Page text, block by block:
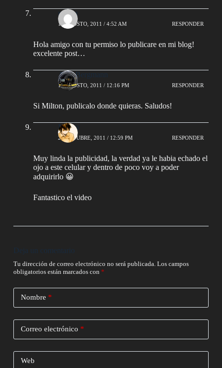
milton
11 AGOSTO, 2011 / 4:52 AM RESPONDER
Hola amigo con tu permiso lo publicare en mi blog!
excelente post…
AlejoBergmann
11 AGOSTO, 2011 / 12:16 PM RESPONDER
Si Milton, publicalo donde quieras. Saludos!
Mauro
29 OCTUBRE, 2011 / 12:59 PM RESPONDER
Muy linda la publicidad, la verdad ya le habia echado el
ojo a este celular y dentro de poco voy a poder
adquirirlo 😀
Fantastico el video
Deja un comentario
Tu dirección de correo electrónico no será publicada. Los campos
obligatorios están marcados con *
Nombre *
Correo electrónico *
Web